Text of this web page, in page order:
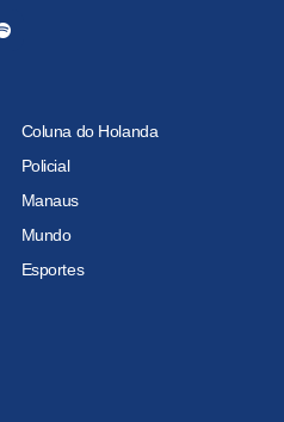
Coluna do Holanda
Policial
Manaus
Mundo
Esportes